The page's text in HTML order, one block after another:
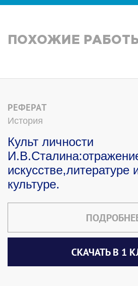
ПОХОЖИЕ
РЕФЕРАТ
История
Культ личности
искусстве,литературе
культуре.
СКАЧАТЬ В 1